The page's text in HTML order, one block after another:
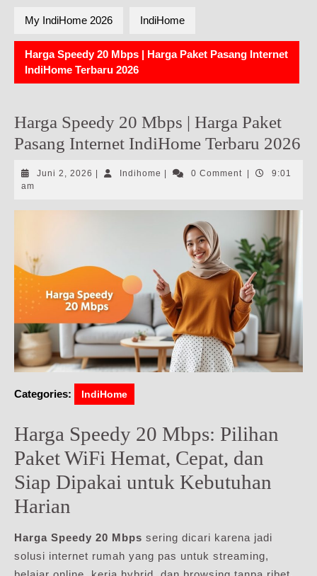
My IndiHome 2026 IndiHome
Harga Speedy 20 Mbps | Harga Paket Pasang Internet
IndiHome Terbaru 2026
Harga Speedy 20 Mbps | Harga Paket
Pasang Internet IndiHome Terbaru 2026
Juni 2, 2026 Juni
Indihome Indihome0 Comment
9:01
am
Categories: IndiHome
Harga Speedy 20 Mbps: Pilihan
Paket WiFi Hemat, Cepat, dan
Siap Dipakai untuk Kebutuhan
Harian
Harga Speedy 20 Mbps sering dicari karena jadi
solusi internet rumah yang pas untuk streaming,